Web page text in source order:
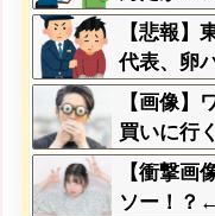
【悲報】
代表、卵
ｗ【画像】
買いに行
な！」ワ
らもそう
【衝撃画
ソー！？